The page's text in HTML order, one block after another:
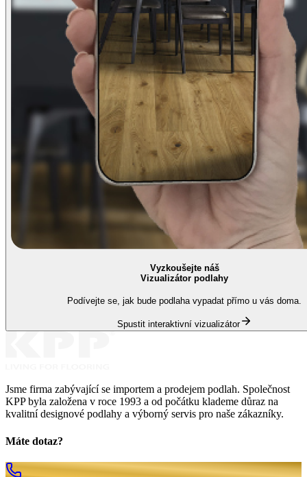
Vyzkoušejte náš
Vizualizátor podlahy
Podívejte se, jak bude podlaha vypadat přímo u vás doma.
Spustit interaktivní vizualizátor
Jsme firma zabývající se importem a prodejem podlah. Společnost
KPP byla založena v roce 1993 a od počátku klademe důraz na
kvalitní designové podlahy a výborný servis pro naše zákazníky.
Máte dotaz?